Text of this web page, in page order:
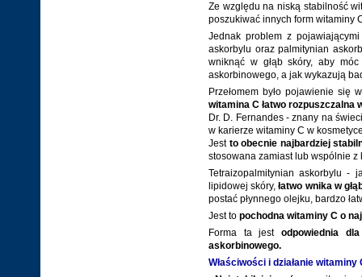
Ze względu na niską stabilność
poszukiwać innych form witaminy
Jednak problem z
askorbylu oraz palmitynian
wniknąć w głąb skóry, aby
askorbinowego, a jak wykazują
Przełomem było pojawienie
witamina C łatwo rozpuszczalna
Dr. D. Fernandes - znany na
w karierze witaminy C w
Jest to obecnie najbardziej
stosowana zamiast lub wspólnie z
Tetraizopalmitynian askorbylu -
lipidowej skóry, łatwo wnika w
postać płynnego olejku, bardzo
Jest to pochodna witaminy C o
Forma ta jestodpowiednia
askorbinowego.
Właściwości i działanie witaminy